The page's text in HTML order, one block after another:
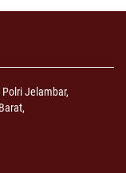
Jelambar,